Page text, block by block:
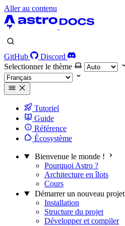
Aller au contenu
GitHub
Discord
Selectionner le thème
Tutoriel
Guide
Référence
Écosystème
Bienvenue le monde !
Pourquoi Astro ?
Architecture en îlots
Cours
Démarrer un nouveau projet
Installation
Structure du projet
Développer et compiler